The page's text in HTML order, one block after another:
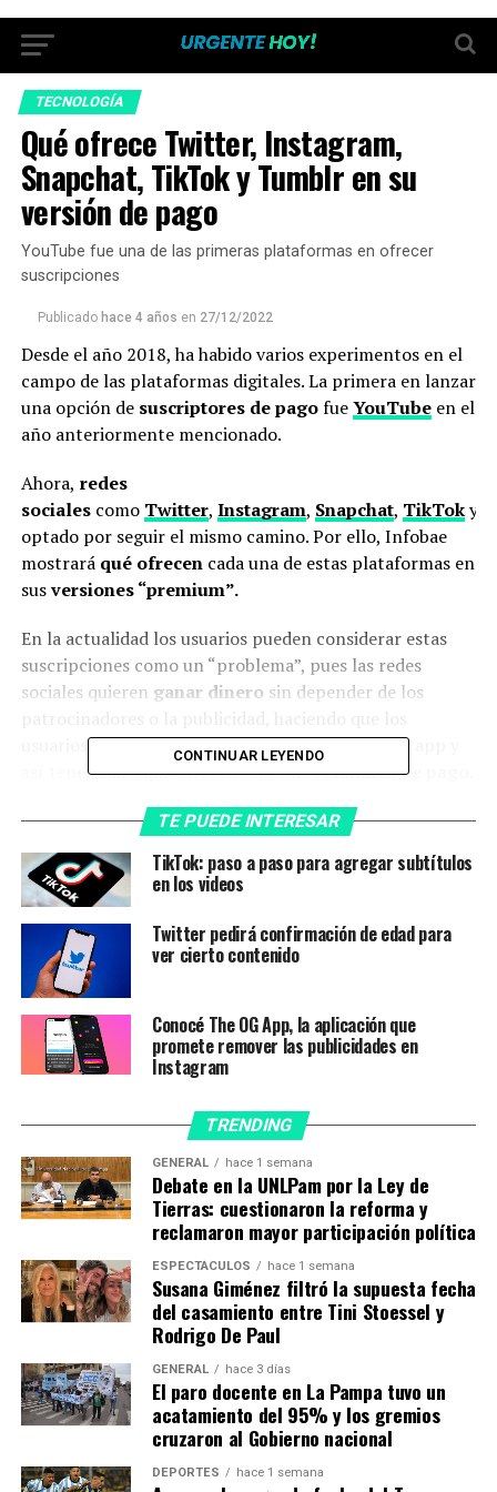
TECNOLOGÍA
Qué ofrece Twitter, Instagram,
Snapchat, TikTok y Tumblr en su
versión de pago
YouTube fue una de las primeras plataformas en ofrecer
suscripciones
Publicado hace 4 años en 27/12/2022
Desde el año 2018, ha habido varios experimentos en el
campo de las plataformas digitales. La primera en lanzar
una opción de suscriptores de pagofueYouTubeen el
año anteriormente mencionado.
Ahora, redes
sociales como Twitter, Instagram, Snapchat, TikToky
optado por seguir el mismo camino. Por ello, Infobae
mostrará qué ofrecen cada una de estas plataformas en
susversiones “premium”.
En la actualidad los usuarios pueden considerar estas
suscripciones como un “problema”, pues las redes
sociales quieren ganar dinero sin depender de los
usuarios vacíen su billetera. Hay que ver app por app y
así tener claro qué ofrecen en estasversiones de pago.
Twitter
La intención de
Elon Muskde modificar ciertos
aspectos del sistema de pago de
Bluefinalmente se hizo realidad en noviembre con el
lanzamiento de su nueva versión en la que, porUSD$ 8
mensuales
beneficios:
– Descargar videos en resoluciónFullHD 1080p,con
unmodo de lectura disponible.
– Escribir tweets de hasta4.000 caracteres.
– Carpetas de
elementos guardados.
–Íconosde la aplicaciónpersonalizados.
– Obtener diferentestemas.
– Unsistema de navegación personalizadoen el que
el usuario puede elegir de 2 a 6 elementos para guardar
en la barra de navegación.
– Tener la capacidad dedeshacer tweetsy editarlos
CONTINUAR LEYENDO
TE PUEDE INTERESAR
TikTok: paso a paso para agregar subtítulos
en los videos
Twitter pedirá confirmación de edad para
ver cierto contenido
Conocé The OG App, la aplicación que
promete remover las publicidades en
Instagram
TRENDING
GENERAL hace 1 semana
Debate en la UNLPam por la Ley de
Tierras: cuestionaron la reforma y
reclamaron mayor participación política
ESPECTÁCULOS hace 1 semana
Susana Giménez filtró la supuesta fecha
del casamiento entre Tini Stoessel y
Rodrigo De Paul
GENERAL hace 3 días
El paro docente en La Pampa tuvo un
acatamiento del 95% y los gremios
cruzaron al Gobierno nacional
DEPORTES hace 1 semana